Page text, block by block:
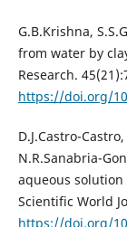
G.B.Krishna,
from water by
Research.
https://doi.org/
D.J.Castro-
N.R.Sanabria-
aqueous
Scientific World
https://doi.org/